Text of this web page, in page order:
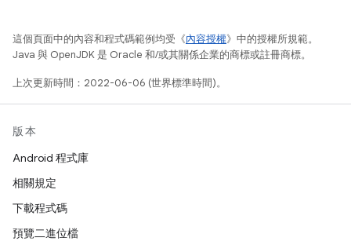
這個頁面中的內容和程式碼範例均受《內容授權》中的授權所規範。
Java 與 OpenJDK 是 Oracle 和/或其關係企業的商標或註冊商標。
上次更新時間：2022-06-06 (世界標準時間)。
版本
Android 程式庫
相關規定
下載程式碼
預覽二進位檔